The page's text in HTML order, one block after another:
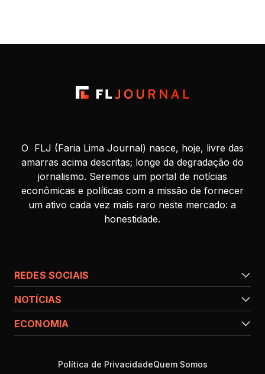
O FLJ (Faria Lima Journal) nasce, hoje, livre das
amarras acima descritas; longe da degradação do
jornalismo. Seremos um portal de notícias
econômicas e políticas com a missão de fornecer
um ativo cada vez mais raro neste mercado: a
honestidade.
REDES SOCIAIS
NOTÍCIAS
ECONOMIA
Política de PrivacidadeQuem Somos